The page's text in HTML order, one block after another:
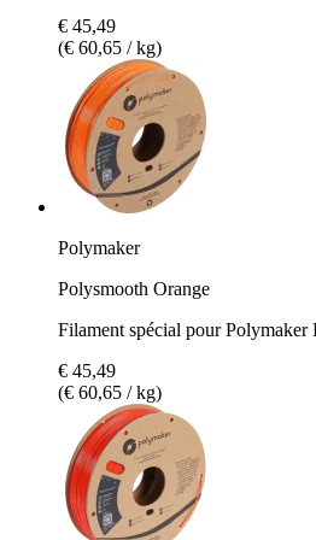
€ 45,49
(€ 60,65 / kg)
Polymaker
Polysmooth Orange
Filament spécial pour Polymaker
€ 45,49
(€ 60,65 / kg)